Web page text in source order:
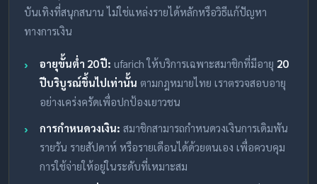
บันเทิงที่สนุกสนาน ไม่ใช่แหล่งรายได้หลักหรือวิธีแก้ปัญหา
ทางการเงิน
อายุขั้นต่ำ 20 ปี: ufarich ให้บริการเฉพาะสมาชิกที่มีอายุ 20
ปีบริบูรณ์ขึ้นไปเท่านั้น ตามกฎหมายไทย เราตรวจสอบอายุ
อย่างเคร่งครัดเพื่อปกป้องเยาวชน
การกำหนดวงเงิน: สมาชิกสามารถกำหนดวงเงินการเดิมพัน
รายวัน รายสัปดาห์ หรือรายเดือนได้ด้วยตนเอง เพื่อควบคุม
การใช้จ่ายให้อยู่ในระดับที่เหมาะสม